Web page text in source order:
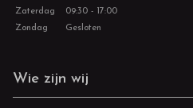
Zaterdag
09:30 - 17:00
Zondag
Gesloten
Wie zijn wij